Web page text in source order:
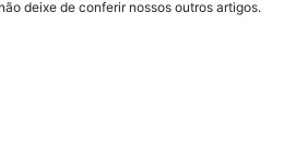
deixe de conferir nossos outros artigos.